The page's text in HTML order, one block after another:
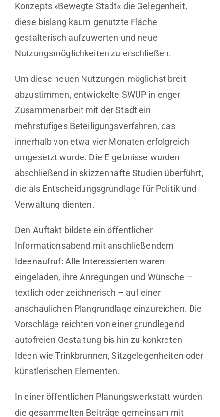
Konzepts »Bewegte Stadt« die Gelegenheit,
diese bislang kaum genutzte Fläche
gestalterisch aufzuwerten und neue
Nutzungsmöglichkeiten zu erschließen.
Um diese neuen Nutzungen möglichst breit
abzustimmen, entwickelte SWUP in enger
Zusammenarbeit mit der Stadt ein
mehrstufiges Beteiligungsverfahren, das
innerhalb von etwa vier Monaten erfolgreich
umgesetzt wurde. Die Ergebnisse wurden
abschließend in skizzenhafte Studien überführt,
die als Entscheidungsgrundlage für Politik und
Verwaltung dienten.
Den Auftakt bildete ein öffentlicher
Informationsabend mit anschließendem
Ideenaufruf: Alle Interessierten waren
eingeladen, ihre Anregungen und Wünsche –
textlich oder zeichnerisch – auf einer
anschaulichen Plangrundlage einzureichen. Die
Vorschläge reichten von einer grundlegend
autofreien Gestaltung bis hin zu konkreten
Ideen wie Trinkbrunnen, Sitzgelegenheiten oder
künstlerischen Elementen.
In einer öffentlichen Planungswerkstatt wurden
die gesammelten Beiträge gemeinsam mit